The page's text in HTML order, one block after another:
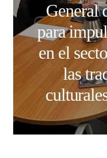
General
para
en el
las